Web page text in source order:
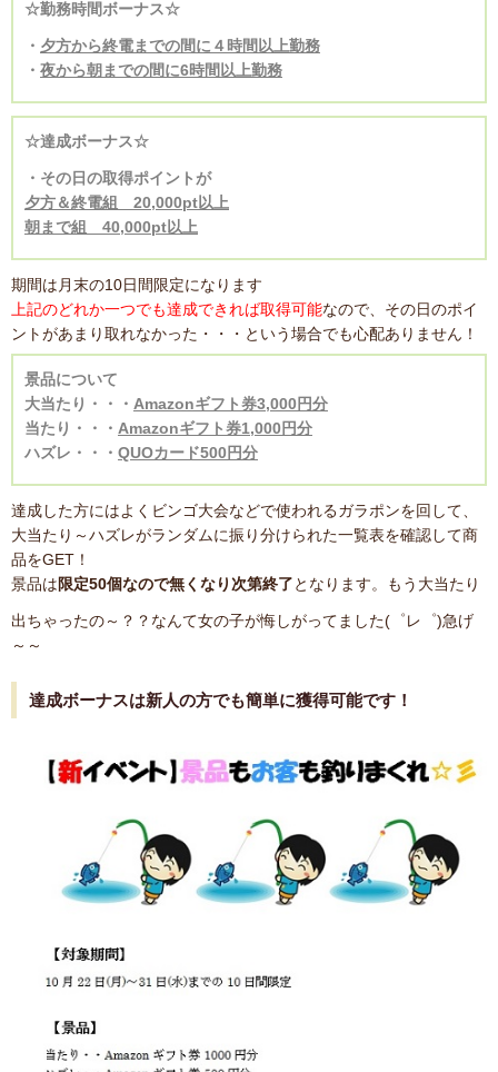
☆勤務時間ボーナス☆
・ 夕方から終電までの間に４時間以上勤務
・ 夜から朝までの間に6時間以上勤務
☆達成ボーナス☆
・その日の取得ポイントが
夕方＆終電組 20,000pt以上
朝まで組 40,000pt以上
期間は月末の10日間限定になります
上記のどれか一つでも達成できれば取得可能なので、その日のポイ
ントがあまり取れなかった・・・という場合でも心配ありません！
景品について
大当たり・・・ Amazonギフト券3,000円分
当たり・・・ Amazonギフト券1,000円分
ハズレ・・・ QUOカード500円分
達成した方にはよくビンゴ大会などで使われるガラポンを回して、
大当たり～ハズレがランダムに振り分けられた一覧表を確認して商
品をGET！
景品は限定50個なので無くなり次第終了となります。もう大当たり
出ちゃったの～？？なんて女の子が悔しがってました(゜レ゜)急げ
～～
達成ボーナスは新人の方でも簡単に獲得可能です！